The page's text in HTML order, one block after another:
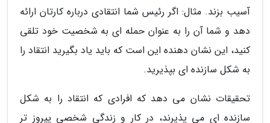
آسیب بزند. مثال: اگر رئیس شما انتقادی درباره کارتان ارائه
دهد و شما آن را به عنوان حمله ای به شخصیت خود تلقی
کنید، این نشان دهنده این است که باید یاد بگیرید انتقاد را
به شکل سازنده ای بپذیرید.
تحقیقات نشان می دهد که افرادی که انتقاد را به شکل
سازنده ای می پذیرند، در کار و زندگی شخصی پیروز تر